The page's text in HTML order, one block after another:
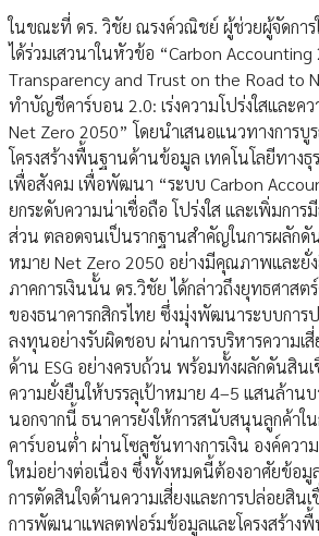
ในขณะที่ ดร. วิชัย ณรงค์วณิชย์ ผู้ช่วยผู้จัดการ
ได้ร่วมเสวนาในหัวข้อ “Carbon
Transparency and Trust on the Road to
ทำบัญชีคาร์บอน 2.0: เร่งความโปร่งใสและค
Net Zero 2050” โดยนำเสนอแนวทางการบู
โครงสร้างพื้นฐานด้านข้อมูล เทคโนโลยีทางธุ
เพื่อสังคม เพื่อพัฒนา “ระบบ Carbon
ยกระดับความน่าเชื่อถือ โปร่งใส และเพิ่มกา
ส่วน ตลอดจนเป็นรากฐานสำคัญในการผลักดั
หมาย Net Zero 2050 อย่างมีคุณภาพและยั่
ภาคการเงินนั้น ดร.วิชัย ได้กล่าวถึงยุทธศาส
ของธนาคารกสิกรไทย ซึ่งมุ่งพัฒนาระบบการ
ลงทุนอย่างรับผิดชอบ ผ่านการบริหารความเสี่
ด้าน ESG อย่างครบถ้วน พร้อมทั้งผลักดันสิน
ความยั่งยืนให้บรรลุเป้าหมาย 4–5 แสนล้าน
นอกจากนี้ ธนาคารยังให้การสนับสนุนลูกค้าใ
คาร์บอนต่ำ ผ่านโซลูชันทางการเงิน องค์ควา
ใหม่อย่างต่อเนื่อง ซึ่งทั้งหมดนี้ต้องอาศัยข้อมู
การตัดสินใจด้านความเสี่ยงและการปล่อยสิน
การพัฒนาแพลตฟอร์มข้อมูลและโครงสร้างพื้